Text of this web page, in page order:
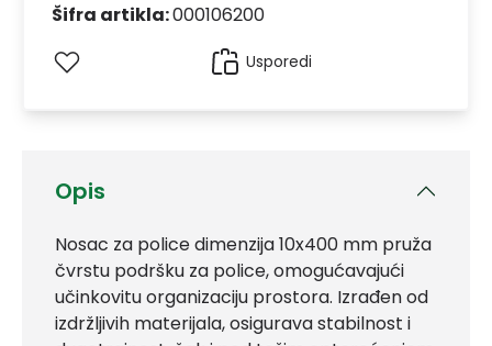
Opis
Nosac za police dimenzija 10x400 mm pruža
čvrstu podršku za police, omogućavajući
učinkovitu organizaciju prostora. Izrađen od
izdržljivih materijala, osigurava stabilnost i
Šifra artikla:000106200
Usporedi